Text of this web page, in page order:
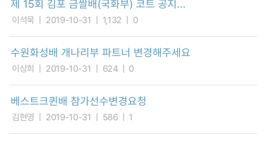
제 15회 김포 금쌀배(국화부) 코트 공지...
이석묵 2019-10-31 1,132 0
수원화성배 개나리부 파트너 변경해주세요
이상희 2019-10-31 624 0
베스트크퀸배 참가선수변경요청
김현영 2019-10-31 586 1